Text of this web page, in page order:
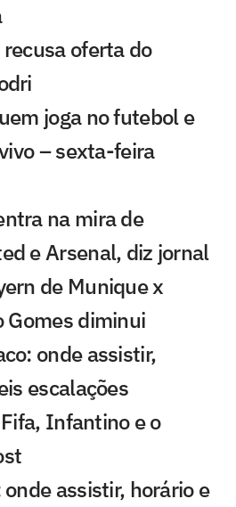
oferta do
joga no futebol e
– sexta-feira
na mira de
e Arsenal, diz jornal
de Munique x
Gomes diminui
onde assistir,
escalações
Infantino e o
assistir, horário e